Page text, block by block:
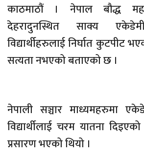
काठमाठौं । नेपाल बौद्ध
देहरादुनस्थित साक्य
विद्यार्थीहरुलाई निर्घात कुटपीट
सत्यता नभएको बताएको छ ।
नेपाली सञ्चार माध्यमहरुमा
विद्यार्थीलाई चरम यातना
प्रसारण भएको थियो ।